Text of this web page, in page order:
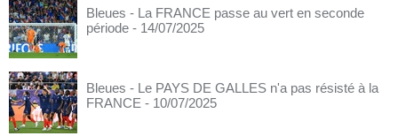
Bleues - La FRANCE passe au vert en seconde
période - 14/07/2025
Bleues - Le PAYS DE GALLES n'a pas résisté à la
FRANCE - 10/07/2025